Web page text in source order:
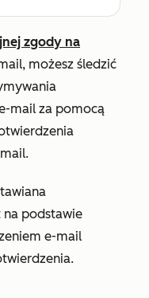
zgody na
możesz śledzić
mail za pomocą
.
podstawie
e-mail